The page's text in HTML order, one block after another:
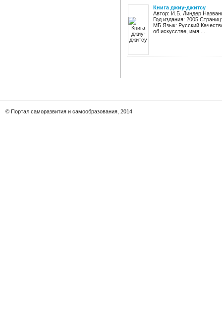
Книга джиу-джитсу
Автор: И.Б. Линдер
Год издания: 2005
МБ Язык: Русский
об искусстве, имя ...
© Портал саморазвития и самообразования, 2014